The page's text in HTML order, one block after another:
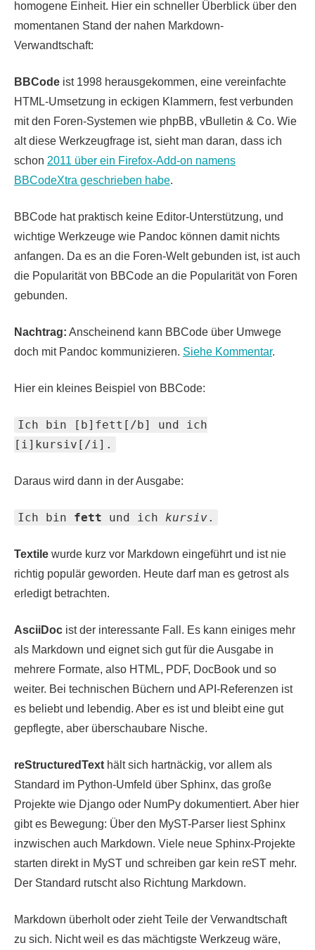
homogene Einheit. Hier ein schneller Überblick über den
momentanen Stand der nahen Markdown-
Verwandtschaft:
BBCode ist 1998 herausgekommen, eine vereinfachte
HTML-Umsetzung in eckigen Klammern, fest verbunden
mit den Foren-Systemen wie phpBB, vBulletin & Co. Wie
alt diese Werkzeugfrage ist, sieht man daran, dass ich
schon 2011 über ein Firefox-Add-on namens
BBCodeXtra geschrieben habe.
BBCode hat praktisch keine Editor-Unterstützung, und
wichtige Werkzeuge wie Pandoc können damit nichts
anfangen. Da es an die Foren-Welt gebunden ist, ist auch
die Popularität von BBCode an die Popularität von Foren
gebunden.
Nachtrag: Anscheinend kann BBCode über Umwege
doch mit Pandoc kommunizieren. Siehe Kommentar.
Hier ein kleines Beispiel von BBCode:
Ich bin [b]fett[/b] und ich
[i]kursiv[/i].
Daraus wird dann in der Ausgabe:
Ich bin fett und ich kursiv.
Textile wurde kurz vor Markdown eingeführt und ist nie
richtig populär geworden. Heute darf man es getrost als
erledigt betrachten.
AsciiDoc ist der interessante Fall. Es kann einiges mehr
als Markdown und eignet sich gut für die Ausgabe in
mehrere Formate, also HTML, PDF, DocBook und so
weiter. Bei technischen Büchern und API-Referenzen ist
es beliebt und lebendig. Aber es ist und bleibt eine gut
gepflegte, aber überschaubare Nische.
reStructuredText hält sich hartnäckig, vor allem als
Standard im Python-Umfeld über Sphinx, das große
Projekte wie Django oder NumPy dokumentiert. Aber hier
gibt es Bewegung: Über den MyST-Parser liest Sphinx
inzwischen auch Markdown. Viele neue Sphinx-Projekte
starten direkt in MyST und schreiben gar kein reST mehr.
Der Standard rutscht also Richtung Markdown.
Markdown überholt oder zieht Teile der Verwandtschaft
zu sich. Nicht weil es das mächtigste Werkzeug wäre,